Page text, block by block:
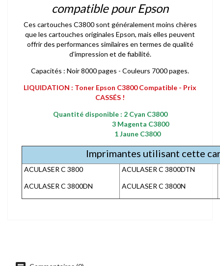
compatible pour Epson
Ces cartouches C3800 sont généralement moins chères
que les cartouches originales Epson, mais elles peuvent
offrir des performances similaires en termes de qualité
d'impression et de fiabilité.
Capacités : Noir 8000 pages - Couleurs 7000 pages.
LIQUIDATION : Toner Epson C3800 Compatible - Prix
CASSÉS !
Quantité disponible : 2 Cyan C3800
3 Magenta C3800
1 Jaune C3800
Imprimantes utilisant cette
ACULASER C 3800
ACULASER C 3800DN
ACULASER C 3800DTN
ACULASER C 3800N